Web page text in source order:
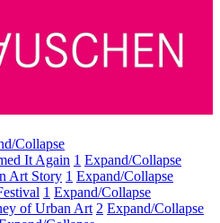
Collapse
It Again 1 Expand/Collapse
Art Story 1 Expand/Collapse
1 Expand/Collapse
of Urban Art 2 Expand/Collapse